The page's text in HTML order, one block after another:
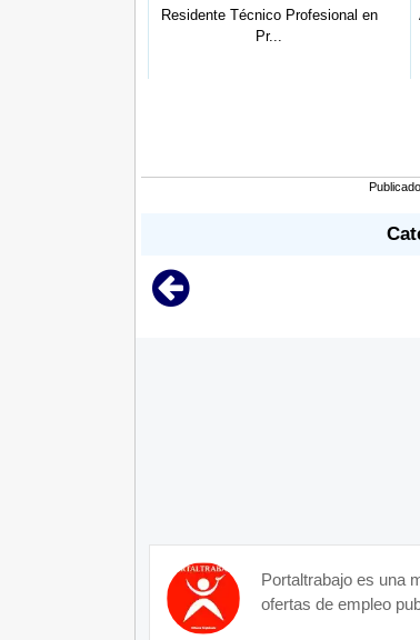
Residente Técnico Profesional en
Pr...
Portaltrabajo es una
ofertas de empleo